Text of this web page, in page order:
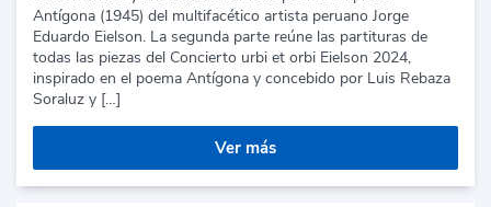
Antígona (1945) del multifacético artista peruano Jorge
Eduardo Eielson. La segunda parte reúne las partituras de
todas las piezas del Concierto urbi et orbi Eielson 2024,
inspirado en el poema Antígona y concebido por Luis Rebaza
Soraluz y […]
Ver más